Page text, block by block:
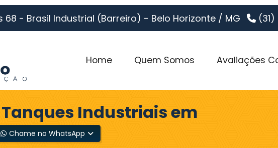
68 - Brasil Industrial (Barreiro) - Belo Horizonte / MG (31)
Home Quem Somos Avaliações
Industriais em
- MG
Chame no WhatsApp